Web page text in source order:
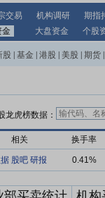
交易 机构调研
期指
金 大盘资金 个股
股 基金 港股 美股 期货
龙虎榜数据：
相关 换手率
股吧 研报 0.41%